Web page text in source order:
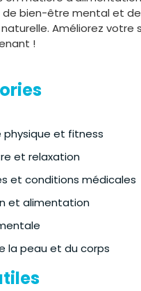
de bien-être mental et de
Améliorez votre
!
physique et fitness
et relaxation
et conditions médicales
et alimentation
la peau et du corps